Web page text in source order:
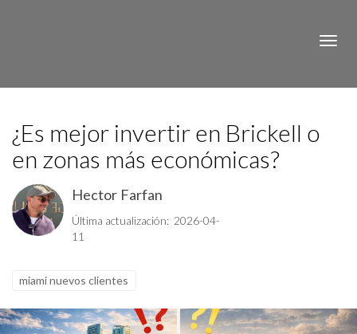
¿Es mejor invertir en Brickell o
en zonas más económicas?
Hector Farfan
Última actualización: 2026-04-
11
miami nuevos clientes